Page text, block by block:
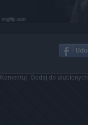
Komentuj Dodaj do ulubionych